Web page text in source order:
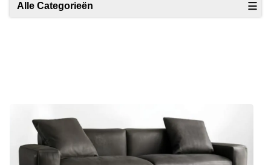
Alle Categorieën